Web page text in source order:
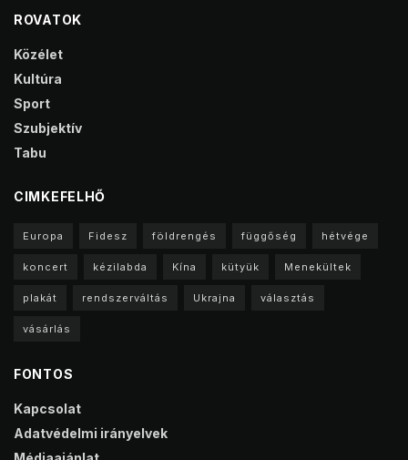
ROVATOK
Közélet
Kultúra
Sport
Szubjektív
Tabu
CIMKEFELHŐ
Europa Fidesz földrengés függőség hétvége
koncert kézilabda Kína kütyük Menekültek
plakát rendszerváltás Ukrajna választás
vásárlás
FONTOS
Kapcsolat
Adatvédelmi irányelvek